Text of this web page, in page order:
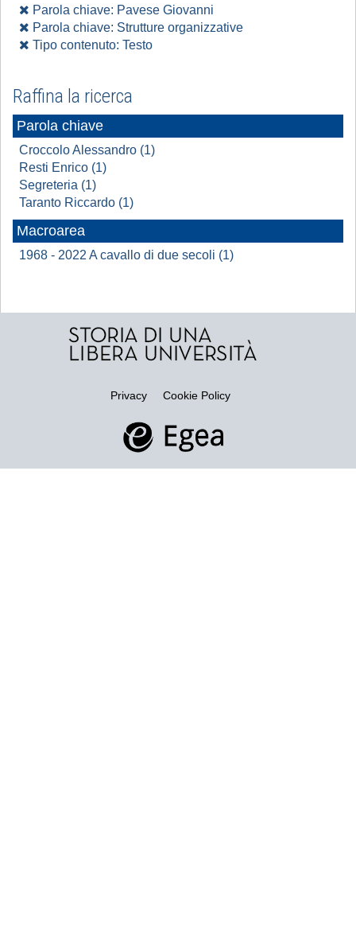
Parola chiave: Pavese Giovanni
Parola chiave: Strutture organizzative
Tipo contenuto: Testo
Raffina la ricerca
Parola chiave
Croccolo Alessandro (1)
Resti Enrico (1)
Segreteria (1)
Taranto Riccardo (1)
Macroarea
1968 - 2022 A cavallo di due secoli (1)
Privacy Cookie Policy